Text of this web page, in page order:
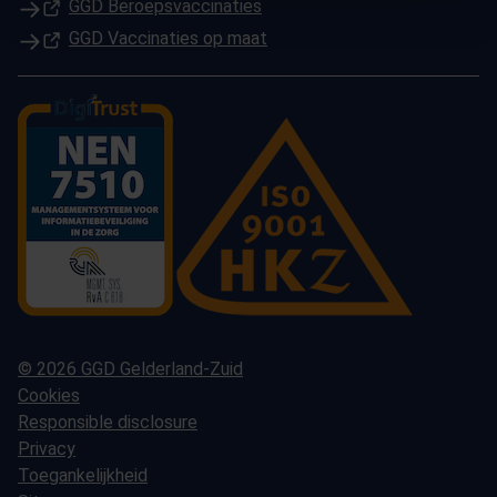
GGD Beroepsvaccinaties
(Opent in een nieuw tabblad)
GGD Vaccinaties op maat
(Opent in een nieuw tabblad)
© 2026 GGD Gelderland-Zuid
Cookies
Responsible disclosure
Privacy
Toegankelijkheid